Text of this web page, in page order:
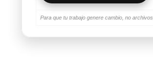
Para que tu trabajo genere cambio, no archivos.